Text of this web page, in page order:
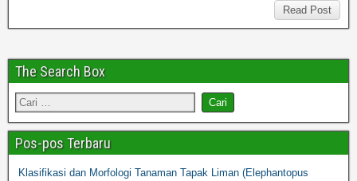
Read Post
The Search Box
Pos-pos Terbaru
Klasifikasi dan Morfologi Tanaman Tapak Liman (Elephantopus